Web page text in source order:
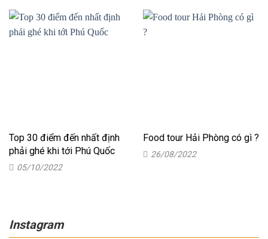
Instagram
Top 30 điểm đến nhất định
phải ghé khi tới Phú Quốc
05/10/2022
Food tour Hải Phòng có gì ?
26/08/2022